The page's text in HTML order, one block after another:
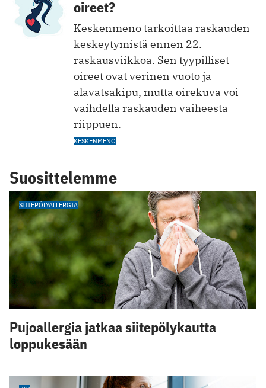
oireet?
Keskenmeno tarkoittaa raskauden
keskeytymistä ennen 22.
raskausviikkoa. Sen tyypilliset
oireet ovat verinen vuoto ja
alavatsakipu, mutta oirekuva voi
vaihdella raskauden vaiheesta
riippuen.
KESKENMENO
Suosittelemme
SIITEPÖLYALLERGIA
Pujoallergia jatkaa siitepölykautta
loppukesään